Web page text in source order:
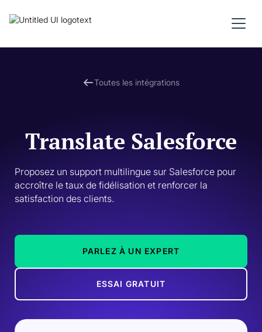
Toutes les intégrations
Translate Salesforce
Proposez un support multilingue sur Salesforce pour
accroître le taux de fidélisation et renforcer la
satisfaction des clients.
PARLEZ À UN EXPERT
ESSAI GRATUIT